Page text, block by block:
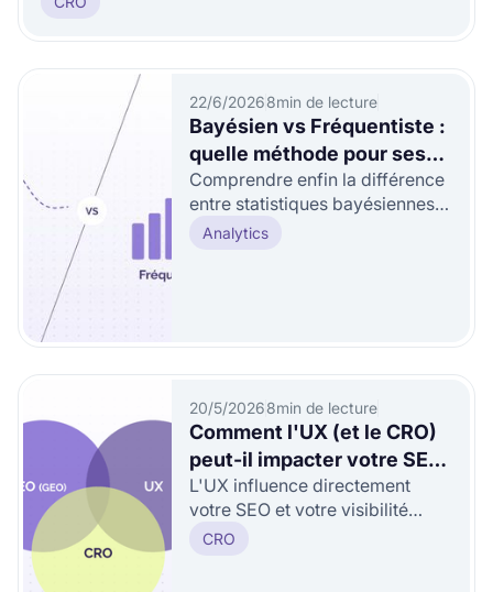
22/6/20268min de lecture
Bayésien vs Fréquentiste :
quelle méthode pour ses
A/B tests ?
Comprendre enfin la différence
entre statistiques bayésiennes
et fréquentistes pour optimiser
Analytics
20/5/20268min de lecture
Comment l'UX (et le CRO)
peut-il impacter votre SEO
(GEO) ?
L'UX influence directement
votre SEO et votre visibilité
dans l'IA générative : signaux
CRO